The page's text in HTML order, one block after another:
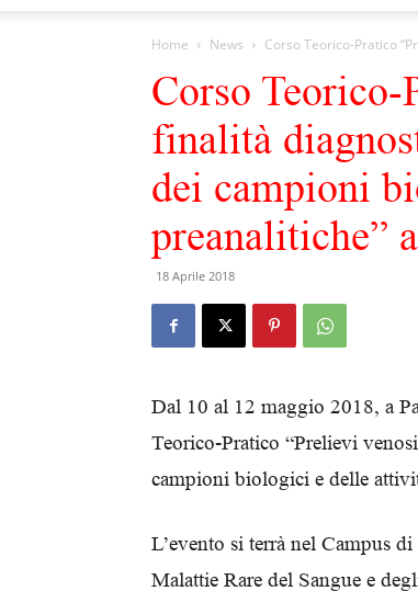
Home News Corso Teorico-Pratico
Corso
finalità
dei campioni
preanalitiche”
18 Aprile 2018
Dal 10 al 12 maggio 2018, a
Teorico-Pratico “Prelievi
campioni biologici e delle
L’evento si terrà nel Campus
Malattie Rare del Sangue e